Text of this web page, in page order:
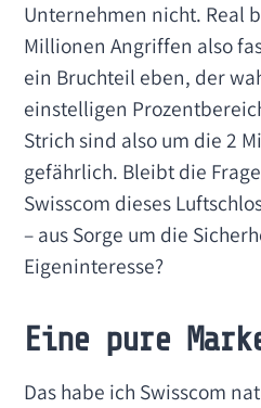
Unternehmen nicht. Real
Millionen Angriffen also
ein Bruchteil eben, der
einstelligen
Strich sind also um die 2
gefährlich. Bleibt die
Swisscom dieses
– aus Sorge um die
Eigeninteresse?
Eine pure
Das habe ich Swisscom